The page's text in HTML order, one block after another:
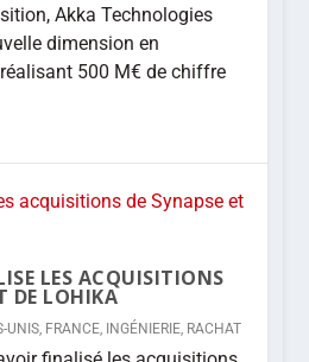
Akka Technologies
dimension en
500 M€ de chiffre
LES ACQUISITIONS
DE LOHIKA
UNIS, FRANCE, INGÉNIERIE, RACHAT